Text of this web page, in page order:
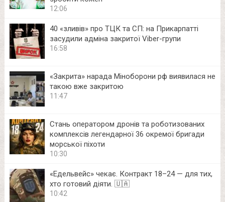
12:06
40 «зливів» про ТЦК та СП: на Прикарпатті
засудили адміна закритої Viber-групи
16:58
«Закрита» нарада Міноборони рф виявилася не
такою вже закритою
11:47
Стань оператором дронів та роботизованих
комплексів легендарної 36 окремої бригади
морської піхоти
10:30
«Едельвейс» чекає. Контракт 18–24 — для тих,
хто готовий діяти. 🇺🇦
10:42